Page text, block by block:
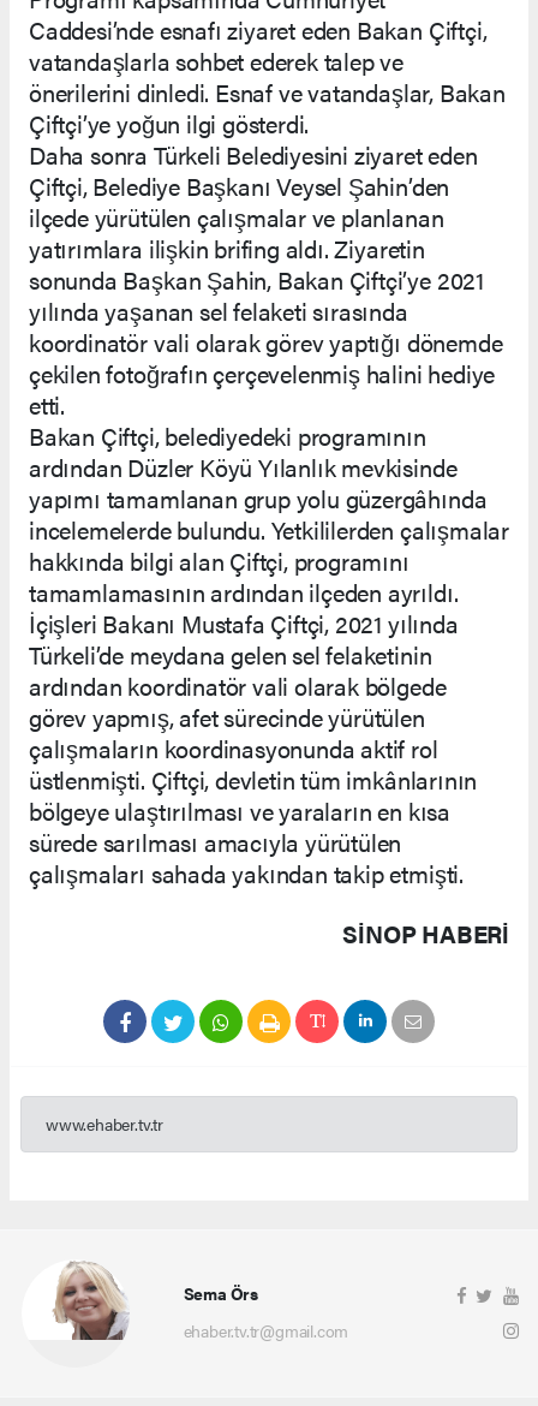
Caddesi’nde esnafı ziyaret eden Bakan Çiftçi,
vatandaşlarla sohbet ederek talep ve
önerilerini dinledi. Esnaf ve vatandaşlar, Bakan
Çiftçi’ye yoğun ilgi gösterdi.
Daha sonra Türkeli Belediyesini ziyaret eden
Çiftçi, Belediye Başkanı Veysel Şahin’den
ilçede yürütülen çalışmalar ve planlanan
yatırımlara ilişkin brifing aldı. Ziyaretin
sonunda Başkan Şahin, Bakan Çiftçi’ye 2021
yılında yaşanan sel felaketi sırasında
koordinatör vali olarak görev yaptığı dönemde
çekilen fotoğrafın çerçevelenmiş halini hediye
etti.
Bakan Çiftçi, belediyedeki programının
ardından Düzler Köyü Yılanlık mevkisinde
yapımı tamamlanan grup yolu güzergâhında
incelemelerde bulundu. Yetkililerden çalışmalar
hakkında bilgi alan Çiftçi, programını
tamamlamasının ardından ilçeden ayrıldı.
İçişleri Bakanı Mustafa Çiftçi, 2021 yılında
Türkeli’de meydana gelen sel felaketinin
ardından koordinatör vali olarak bölgede
görev yapmış, afet sürecinde yürütülen
çalışmaların koordinasyonunda aktif rol
üstlenmişti. Çiftçi, devletin tüm imkânlarının
bölgeye ulaştırılması ve yaraların en kısa
sürede sarılması amacıyla yürütülen
çalışmaları sahada yakından takip etmişti.
SINOP HABERİ
www.ehaber.tv.tr
Sema Örs
ehaber.tv.tr@gmail.com